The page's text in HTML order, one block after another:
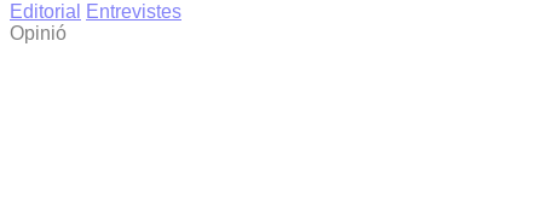
Editorial
Entrevistes
Opinió